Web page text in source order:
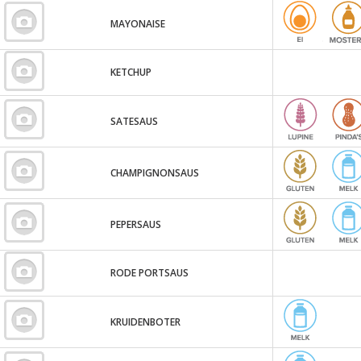
MAYONAISE
KETCHUP
SATESAUS
CHAMPIGNONSAUS
PEPERSAUS
RODE PORTSAUS
KRUIDENBOTER